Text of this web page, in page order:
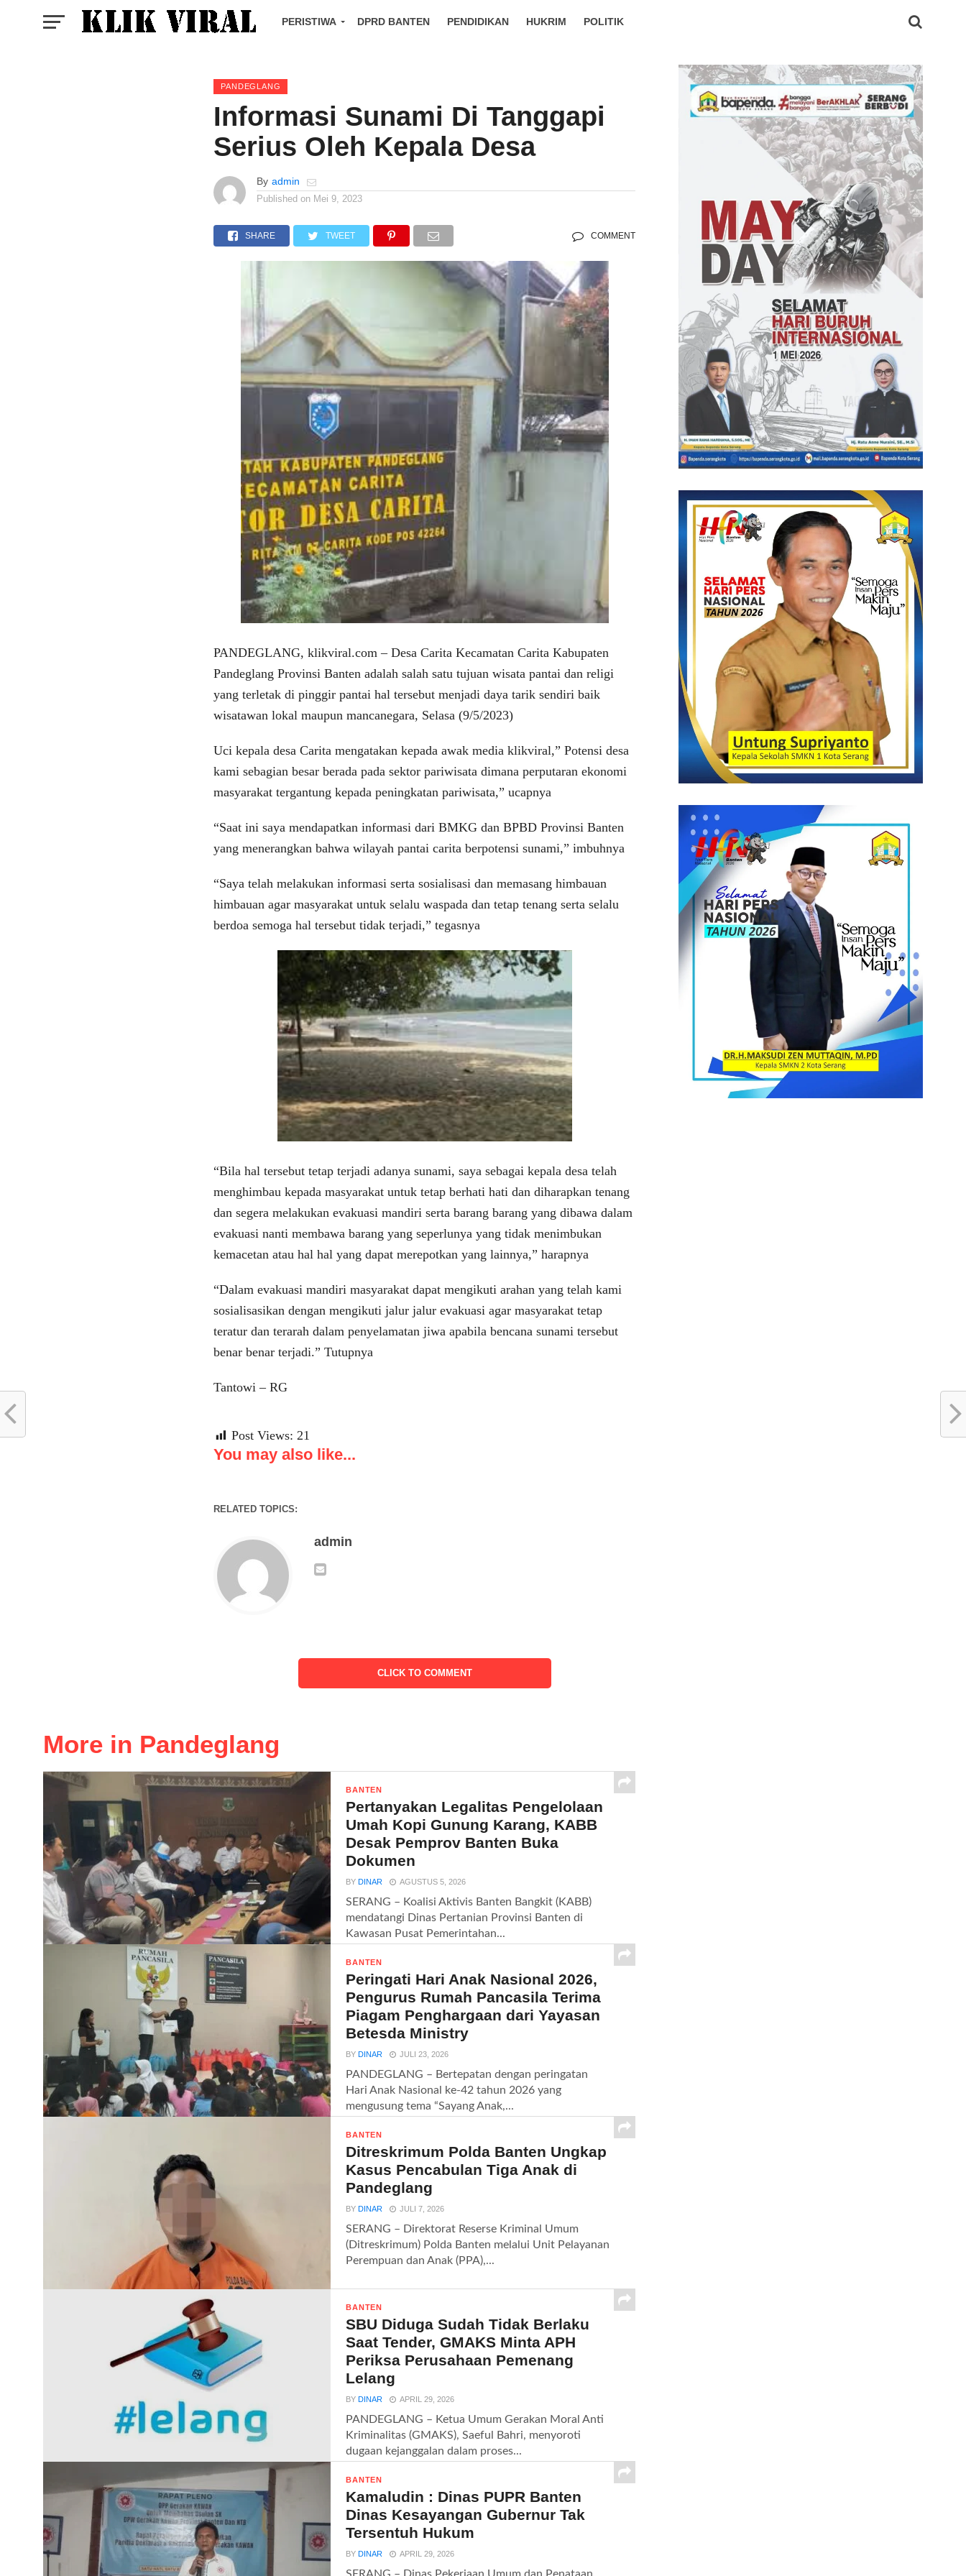
PERISTIWA DPRD BANTEN PENDIDIKAN HUKRIM POLITIK
PANDEGLANG
Informasi Sunami Di Tanggapi
Serius Oleh Kepala Desa
By admin
Published on Mei 9, 2023
SHARE TWEET COMMENT
PANDEGLANG, klikviral.com – Desa Carita Kecamatan Carita Kabupaten
Pandeglang Provinsi Banten adalah salah satu tujuan wisata pantai dan religi
yang terletak di pinggir pantai hal tersebut menjadi daya tarik sendiri baik
wisatawan lokal maupun mancanegara, Selasa (9/5/2023)
Uci kepala desa Carita mengatakan kepada awak media klikviral,” Potensi desa
kami sebagian besar berada pada sektor pariwisata dimana perputaran ekonomi
masyarakat tergantung kepada peningkatan pariwisata,” ucapnya
“Saat ini saya mendapatkan informasi dari BMKG dan BPBD Provinsi Banten
yang menerangkan bahwa wilayah pantai carita berpotensi sunami,” imbuhnya
“Saya telah melakukan informasi serta sosialisasi dan memasang himbauan
himbauan agar masyarakat untuk selalu waspada dan tetap tenang serta selalu
berdoa semoga hal tersebut tidak terjadi,” tegasnya
“Bila hal tersebut tetap terjadi adanya sunami, saya sebagai kepala desa telah
menghimbau kepada masyarakat untuk tetap berhati hati dan diharapkan tenang
dan segera melakukan evakuasi mandiri serta barang barang yang dibawa dalam
evakuasi nanti membawa barang yang seperlunya yang tidak menimbukan
kemacetan atau hal hal yang dapat merepotkan yang lainnya,” harapnya
“Dalam evakuasi mandiri masyarakat dapat mengikuti arahan yang telah kami
sosialisasikan dengan mengikuti jalur jalur evakuasi agar masyarakat tetap
teratur dan terarah dalam penyelamatan jiwa apabila bencana sunami tersebut
benar benar terjadi.” Tutupnya
Tantowi – RG
Post Views: 21
You may also like...
RELATED TOPICS:
admin
CLICK TO COMMENT
More in Pandeglang
BANTEN
Pertanyakan Legalitas Pengelolaan
Umah Kopi Gunung Karang, KABB
Desak Pemprov Banten Buka
Dokumen
BYDINAR AGUSTUS 5, 2026
SERANG – Koalisi Aktivis Banten Bangkit (KABB)
mendatangi Dinas Pertanian Provinsi Banten di
Kawasan Pusat Pemerintahan...
BANTEN
Peringati Hari Anak Nasional 2026,
Pengurus Rumah Pancasila Terima
Piagam Penghargaan dari Yayasan
Betesda Ministry
BYDINAR JULI 23, 2026
PANDEGLANG – Bertepatan dengan peringatan
Hari Anak Nasional ke-42 tahun 2026 yang
mengusung tema “Sayang Anak,...
BANTEN
Ditreskrimum Polda Banten Ungkap
Kasus Pencabulan Tiga Anak di
Pandeglang
BYDINAR JULI 7, 2026
SERANG – Direktorat Reserse Kriminal Umum
(Ditreskrimum) Polda Banten melalui Unit Pelayanan
Perempuan dan Anak (PPA),...
BANTEN
SBU Diduga Sudah Tidak Berlaku
Saat Tender, GMAKS Minta APH
Periksa Perusahaan Pemenang
Lelang
BYDINAR APRIL 29, 2026
PANDEGLANG – Ketua Umum Gerakan Moral Anti
Kriminalitas (GMAKS), Saeful Bahri, menyoroti
dugaan kejanggalan dalam proses...
BANTEN
Kamaludin : Dinas PUPR Banten
Dinas Kesayangan Gubernur Tak
Tersentuh Hukum
BYDINAR APRIL 29, 2026